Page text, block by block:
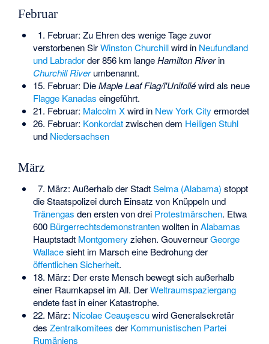
Februar
1. Februar: Zu Ehren des wenige Tage zuvor
verstorbenen SirWinston Churchillwird in Neufundland
und Labradorder 856 km langeHamilton Riverin
Churchill Riverumbenannt.
15. Februar: DieMaple Leaf Flag/l'Unifoliéwird als neue
Flagge Kanadas eingeführt.
21. Februar: Malcolm Xwird in New York City ermordet
26. Februar: Konkordatzwischen dem Heiligen Stuhl
und Niedersachsen
März
7. März: Außerhalb der StadtSelma (Alabama) stoppt
die Staatspolizei durch Einsatz von Knüppeln und
Tränengas den ersten von drei Protestmärschen. Etwa
600 Bürgerrechtsdemonstrantenwollten inAlabamas
Hauptstadt Montgomery ziehen. GouverneurGeorge
Wallacesieht im Marsch eine Bedrohung der
öffentlichen Sicherheit.
18. März: Der erste Mensch bewegt sich außerhalb
einer Raumkapsel im All. DerWeltraumspaziergang
endete fast in einer Katastrophe.
22. März: Nicolae Ceaușescuwird Generalsekretär
des Zentralkomitees der Kommunistischen Partei
Rumäniens